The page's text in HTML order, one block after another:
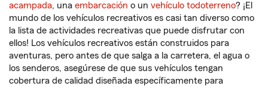
acampada, una embarcación o un vehículo todoterreno? ¡El
mundo de los vehículos recreativos es casi tan diverso como
la lista de actividades recreativas que puede disfrutar con
ellos! Los vehículos recreativos están construidos para
aventuras, pero antes de que salga a la carretera, el agua o
los senderos, asegúrese de que sus vehículos tengan
cobertura de calidad diseñada específicamente para